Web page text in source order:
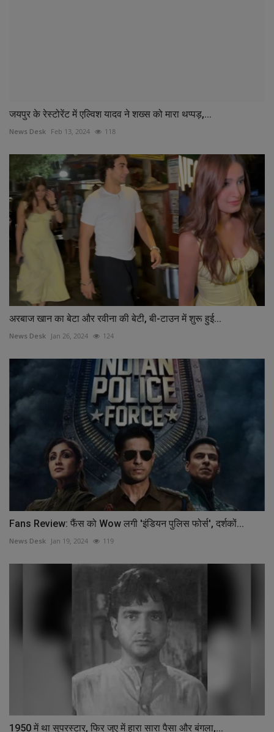
जयपुर के रेस्टोरेंट में एल्विश यादव ने शख्स को मारा थप्पड़,...
News Desk Feb 13, 2024 118
अरबाज खान का बेटा और रवीना की बेटी, बी-टाउन में शुरू हुई...
News Desk Jan 26, 2024 124
Fans Review: फैंस को Wow लगी 'इंडियन पुलिस फोर्स', दर्शकों...
News Desk Jan 19, 2024 119
1950 में था सुपरस्टार, फिर जुए में हारा सारा पैसा और बंगला,...